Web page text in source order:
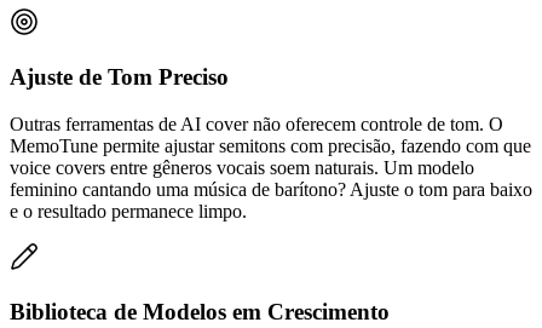
Ajuste de Tom Preciso
Outras ferramentas de AI cover não oferecem controle de tom. O
MemoTune permite ajustar semitons com precisão, fazendo com que
voice covers entre gêneros vocais soem naturais. Um modelo
feminino cantando uma música de barítono? Ajuste o tom para baixo
e o resultado permanece limpo.
Biblioteca de Modelos em Crescimento